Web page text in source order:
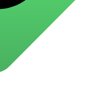
и нейтрализации запахов
за тканями
изделий
чистящие средства
средства
средства